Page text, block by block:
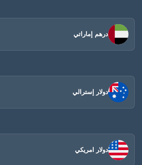
درهم إماراتي
دولار إسترالي
دولار امريكي